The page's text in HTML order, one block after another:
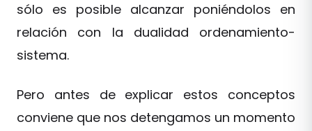
sólo es posible alcanzar poniéndolos en
relación con la dualidad ordenamiento-
sistema.
Pero antes de explicar estos conceptos
conviene que nos detengamos un momento